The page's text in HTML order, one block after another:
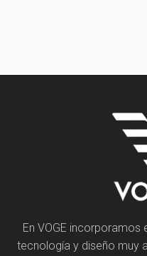
En VOGE
tecnología y diseño muy